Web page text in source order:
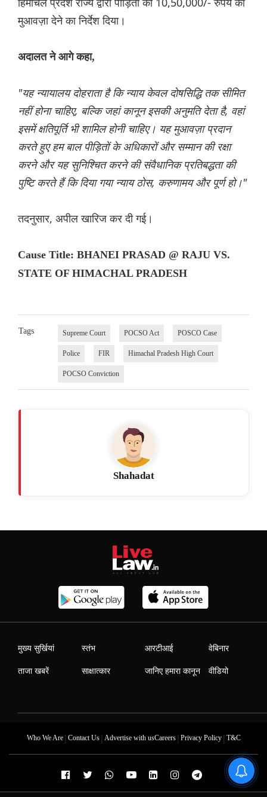
मुआवज़ा देने का निर्देश दिया।
अदालत ने आगे कहा,
"यह न्यायालय दोहराता है कि न्याय केवल दोषसिद्धि तक सीमित
नहीं होना चाहिए, बल्कि जहां कानून इसकी अनुमति देता है, वहां
इसमें क्षतिपूर्ति भी शामिल होनी चाहिए। यह मुआवज़ा प्रदान
करते हुए हम बाल पीड़ितों के अधिकारों और सम्मान की रक्षा
करने और यह सुनिश्चित करने की संवैधानिक प्रतिबद्धता की
पुष्टि करते हैं कि दिया गया न्याय ठोस, करुणामय और पूर्ण हो।"
तदनुसार, अपील खारिज कर दी गई।
Cause Title: BHANEI PRASAD @ RAJU VS.
STATE OF HIMACHAL PRADESH
Tags Supreme Court POCSO Act POSCO Case
Police FIR Himachal Pradesh High Court
POCSO Conviction
Shahadat
मुख्य सुर्खियां
ताजा खबरें
स्तंभ
साक्षात्कार
आरटीआई
जानिए हमारा कानून
वेबिनार
वीडियो
Who We Are| Contact Us| Advertise with usCareers| Privacy Policy| T&C